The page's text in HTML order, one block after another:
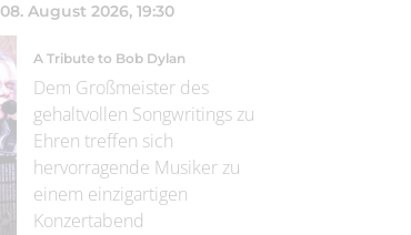
08. August 2026, 19:30
A Tribute to Bob Dylan
Dem Großmeister des
gehaltvollen Songwritings zu
Ehren treffen sich
hervorragende Musiker zu
einem einzigartigen
Konzertabend